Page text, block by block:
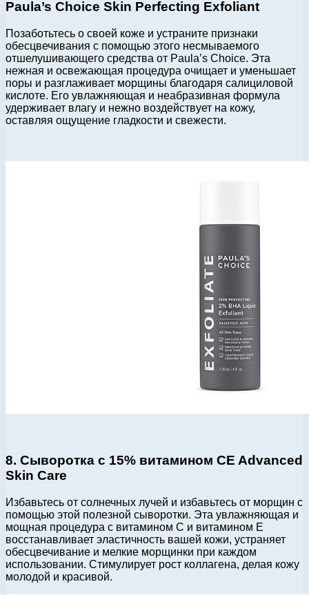
Paula’s Choice Skin Perfecting Exfoliant
Позаботьтесь о своей коже и устраните признаки
обесцвечивания с помощью этого несмываемого
отшелушивающего средства от Paula’s Choice. Эта
нежная и освежающая процедура очищает и уменьшает
поры и разглаживает морщины благодаря салициловой
кислоте. Его увлажняющая и неабразивная формула
удерживает влагу и нежно воздействует на кожу,
оставляя ощущение гладкости и свежести.
8. Сыворотка с 15% витамином CE Advanced
Skin Care
Избавьтесь от солнечных лучей и избавьтесь от морщин с
помощью этой полезной сыворотки. Эта увлажняющая и
мощная процедура с витамином C и витамином E
восстанавливает эластичность вашей кожи, устраняет
обесцвечивание и мелкие морщинки при каждом
использовании. Стимулирует рост коллагена, делая кожу
молодой и красивой.